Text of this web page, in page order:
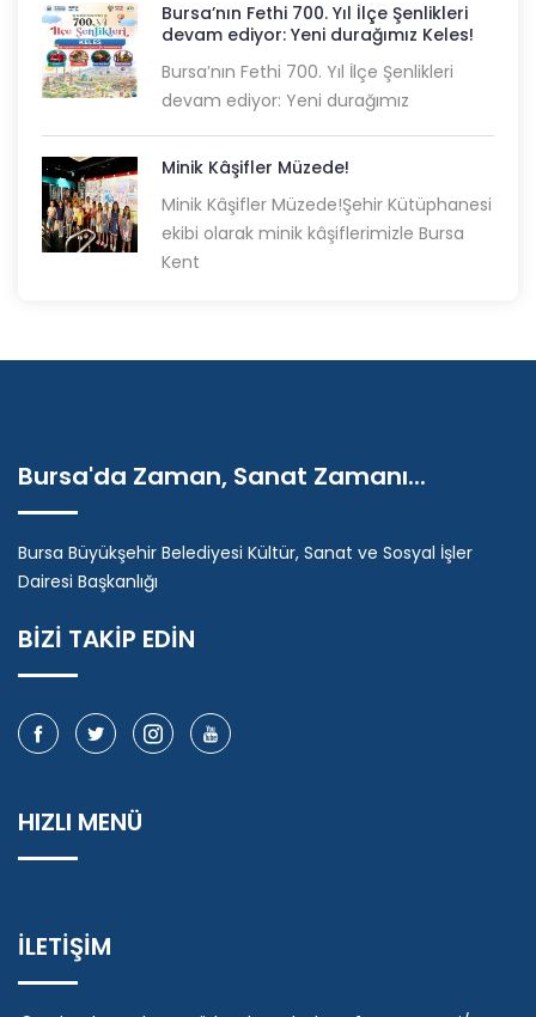
Bursa’nın Fethi 700. Yıl İlçe Şenlikleri
devam ediyor: Yeni durağımız Keles!
Bursa’nın Fethi 700. Yıl İlçe Şenlikleri
devam ediyor: Yeni durağımız
Minik Kâşifler Müzede!
Minik Kâşifler Müzede!Şehir Kütüphanesi
ekibi olarak minik kâşiflerimizle Bursa
Kent
Bursa'da Zaman, Sanat Zamanı...
Bursa Büyükşehir Belediyesi Kültür, Sanat ve Sosyal İşler
Dairesi Başkanlığı
BİZİ TAKİP EDİN
HIZLI MENÜ
İLETİŞİM